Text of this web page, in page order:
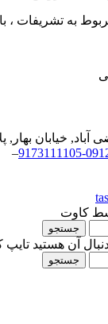
به تشریفات ،
خیابان بهار,
–
کاوت
جستجو
آن هستید تایپ
جستجو